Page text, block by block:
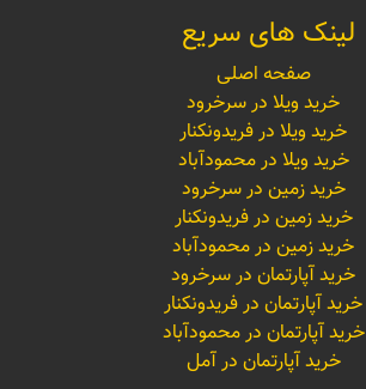
لینک های سریع
صفحه اصلی
خرید ویلا در سرخرود
خرید ویلا در فریدونکنار
خرید ویلا در محمودآباد
خرید زمین در سرخرود
خرید زمین در فریدونکنار
خرید زمین در محمودآباد
خرید آپارتمان در سرخرود
خرید آپارتمان در فریدونکنار
خرید آپارتمان در محمودآباد
خرید آپارتمان در آمل